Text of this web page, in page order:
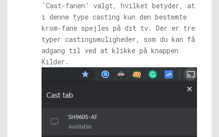
'Cast-fanen' valgt, hvilket betyder, at
i denne type casting kun den bestemte
krom-fane spejles på dit tv. Der er tre
typer castingsmuligheder, som du kan få
adgang til ved at klikke på knappen
Kilder.